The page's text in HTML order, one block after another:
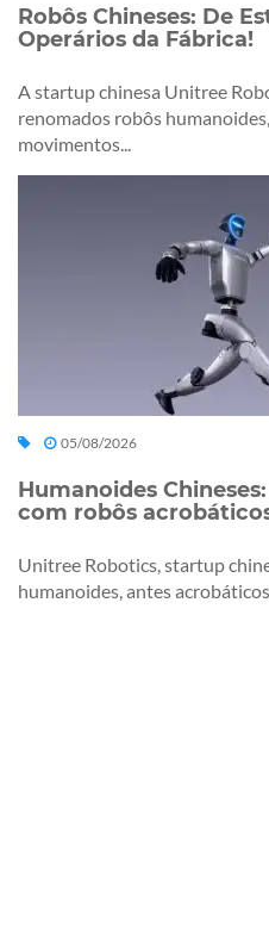
Robôs Chineses: De
Operários da Fábrica!
A startup chinesa Unitree
renomados robôs
movimentos...
05/08/2026
Humanoides
com robôs
Unitree Robotics, startup
humanoides, antes